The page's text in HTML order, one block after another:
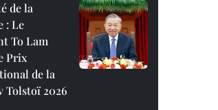
de la
: Le
To Lam
Prix
de la
Tolstoï 2026